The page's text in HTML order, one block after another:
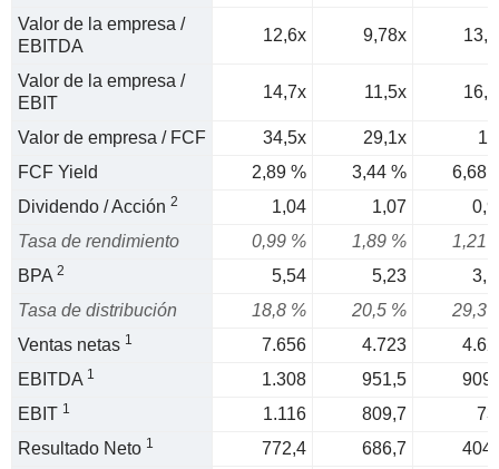
Valor de la empresa /
EBITDA
12,6x 9,78x
Valor de la empresa /
EBIT
14,7x 11,5x
Valor de empresa / FCF 34,5x 29,1x
FCF Yield
2,89 % 3,44 %
6,68
Dividendo / Acción 2 1,04 1,07
Tasa de rendimiento
0,99 % 1,89 %
1,21
BPA 2 5,54 5,23
Tasa de distribución
18,8 % 20,5 %
29,3
Ventas netas 1 7.656 4.723
EBITDA 1 1.308 951,5
EBIT 1 1.116 809,7
Resultado Neto 1 772,4 686,7